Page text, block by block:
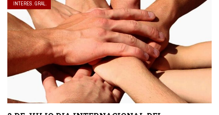
INTERES. GRAL.